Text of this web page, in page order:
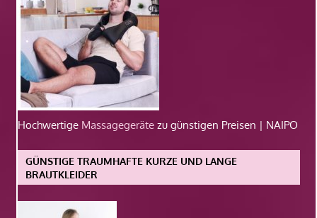
Hochwertige Massagegeräte zu günstigen Preisen | NAIPO
GÜNSTIGE TRAUMHAFTE KURZE UND LANGE
BRAUTKLEIDER